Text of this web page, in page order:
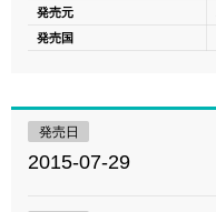
発売元
発売国
発売日
2015-07-29